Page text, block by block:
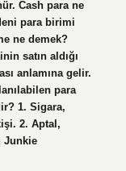
Cash para ne
para birimi
ne demek?
satın aldığı
anlamına gelir.
para
1. Sigara,
2. Aptal,
Junkie